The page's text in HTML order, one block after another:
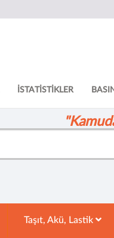
İSTATİSTİKLER
Taşıt, Akü, Lastik